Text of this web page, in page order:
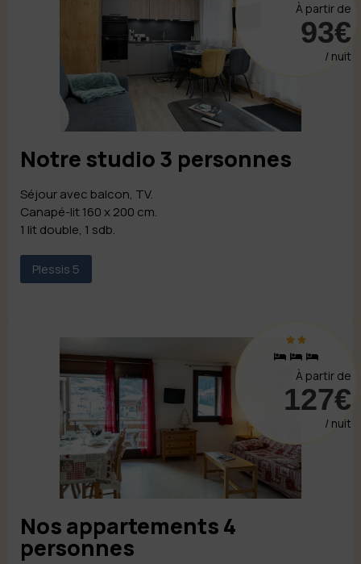
À partir de
93€
/ nuit
Notre studio 3 personnes
Séjour avec balcon, TV.
Canapé-lit 160 x 200 cm.
1 lit double, 1 sdb.
Plessis 5
À partir de
127€
/ nuit
Nos appartements 4
personnes